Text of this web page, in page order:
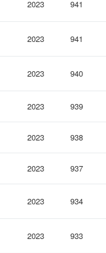
2023 941
2023 941
2023 940
2023 939
2023 938
2023 937
2023 934
2023 933